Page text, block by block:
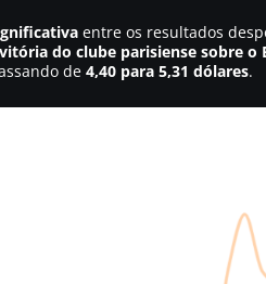
entre os resultados
vitória do clube parisiense sobre o
de 4,40 para 5,31 dólares.